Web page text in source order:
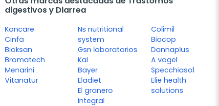
digestivos y Diarrea
Koncare
Cinfa
Bioksan
Bromatech
Menarini
Vitanatur
Ns nutritional
system
Gsn laboratorios
Kal
Bayer
Eladiet
El granero
integral
Colimil
Biocop
Donnaplus
A vogel
Specchiasol
Elie health
solutions